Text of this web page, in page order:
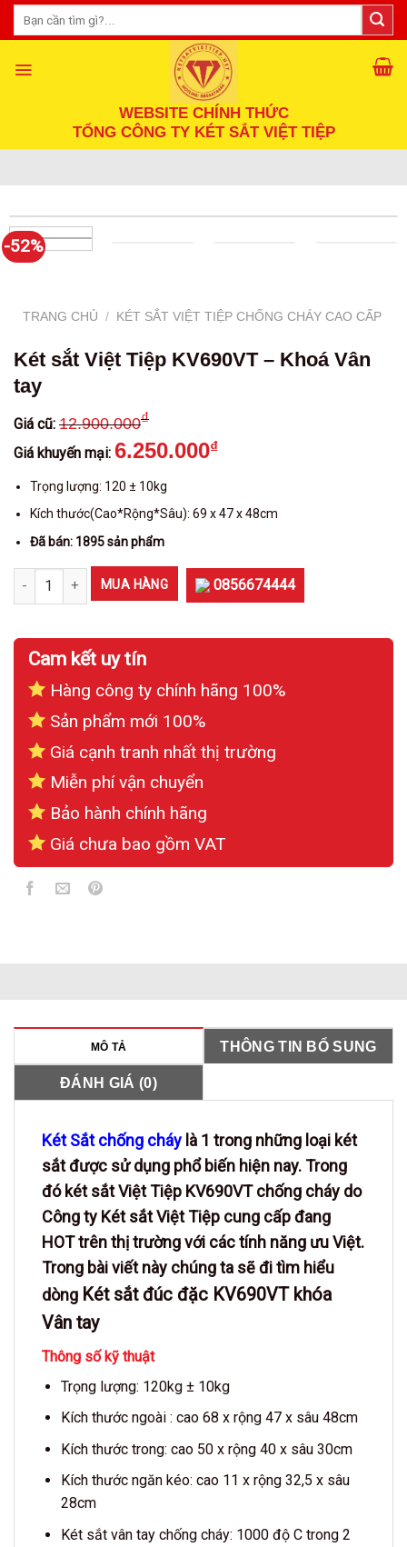
Skip
Tìm
kiếm:
WEBSITE CHÍNH THỨC
TỔNG CÔNG TY KÉT SẮT VIỆT TIỆP
-52%
TRANG CHỦ / KÉT SẮT VIỆT TIỆP CHỐNG CHÁY CAO CẤP
Két sắt Việt Tiệp KV690VT – Khoá Vân
tay
Giá cũ: 12.900.000₫
Giá khuyến mại: 6.250.000₫
Trọng lượng: 120 ± 10kg
Kích thước(Cao*Rộng*Sâu): 69 x 47 x 48cm
Đã bán: 1895 sản phẩm
Két sắt Việt Tiệp KV690VT - Khoá Vân tay số lượng
MUA HÀNG 0856674444
Cam kết uy tín
Hàng công ty chính hãng 100%
Sản phẩm mới 100%
Giá cạnh tranh nhất thị trường
Miễn phí vận chuyển
Bảo hành chính hãng
Giá chưa bao gồm VAT
MÔ TẢ THÔNG TIN BỔ SUNG
ĐÁNH GIÁ (0)
Két Sắt chống cháy là 1 trong những loại két
sắt được sử dụng phổ biến hiện nay. Trong
đó két sắt Việt Tiệp KV690VT chống cháy do
Công ty Két sắt Việt Tiệp cung cấp đang
HOT trên thị trường với các tính năng ưu Việt.
Trong bài viết này chúng ta sẽ đi tìm hiểu
dòng Két sắt đúc đặc KV690VT khóa
Vân tay
Thông số kỹ thuật
Trọng lượng: 120kg ± 10kg
Kích thước ngoài : cao 68 x rộng 47 x sâu 48cm
Kích thước trong: cao 50 x rộng 40 x sâu 30cm
Kích thước ngăn kéo: cao 11 x rộng 32,5 x sâu
28cm
Két sắt vân tay chống cháy: 1000 độ C trong 2